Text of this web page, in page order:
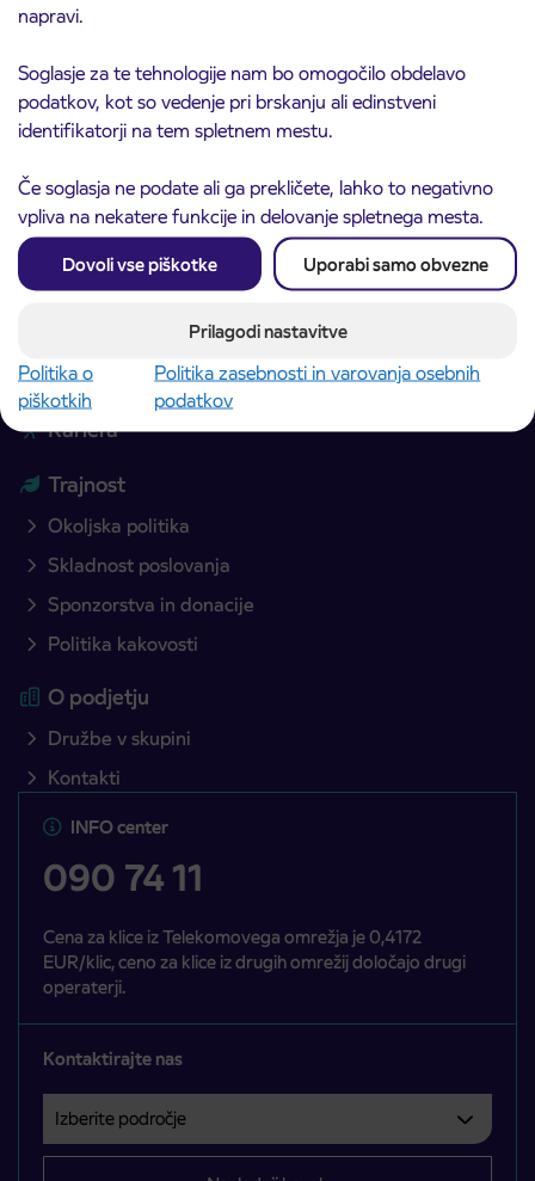
napravi.
Soglasje za te tehnologije nam bo omogočilo obdelavo
podatkov, kot so vedenje pri brskanju ali edinstveni
identifikatorji na tem spletnem mestu.
Če soglasja ne podate ali ga prekličete, lahko to negativno
vpliva na nekatere funkcije in delovanje spletnega mesta.
Dovoli vse piškotke Uporabi samo obvezne
Prilagodi nastavitve
Politika o
piškotkih
Politika zasebnosti in varovanja osebnih
podatkov
IJPP – Integriran javni potniški promet
Ceniki
Dodatne storitve
Izleti in potovanja
Vzdrževanje gospodarskih vozil in avtobusov
Oglaševanje na avtobusih
Podpora potnikom
Aktualno
Kariera
Trajnost
Okoljska politika
Skladnost poslovanja
Sponzorstva in donacije
Politika kakovosti
O podjetju
Družbe v skupini
Kontakti
INFO center
090 74 11
Cena za klice iz Telekomovega omrežja je 0,4172
EUR/klic, ceno za klice iz drugih omrežij določajo drugi
operaterji.
Kontaktirajte nas
Izberite področje
Področje je obvezno izbrati.